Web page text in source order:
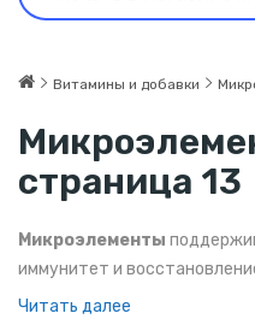
Витамины и добавки
страница 13
Микроэлементы
иммунитет и
для спортсменов и
Читать далее